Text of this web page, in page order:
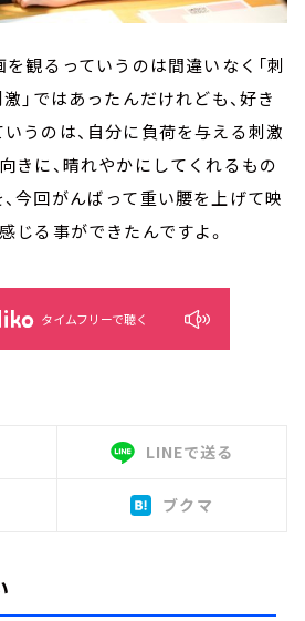
を観るっていうのは間違いなく「刺
激」ではあったんだけれども、好き
うのは、自分に負荷を与える刺激
きに、晴れやかにしてくれるもの
今回がんばって重い腰を上げて映
じる事ができたんですよ。
タイムフリーで聴く
LINEで送る
ブクマ